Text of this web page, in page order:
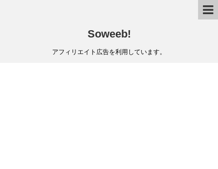
Soweeb!
アフィリエイト広告を利用しています。